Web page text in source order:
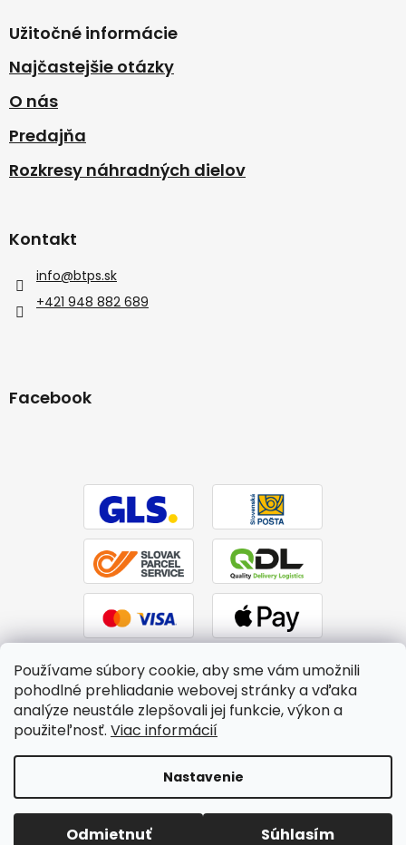
Používame súbory cookie, aby sme vám umožnili
pohodlné prehliadanie webovej stránky a vďaka
analýze neustále zlepšovali jej funkcie, výkon a
použiteľnosť. Viac informácií
Nastavenie
Odmietnuť Súhlasím
Užitočné informácie
Najčastejšie otázky
O nás
Predajňa
Rozkresy náhradných dielov
Kontakt
info@btps.sk
+421 948 882 689
Facebook
Copyright 2026BTPS.sk. Všetky práva vyhradené.Upraviť
nastavenie cookies